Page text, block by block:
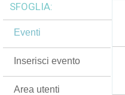
SFOGLIA:
Eventi
Inserisci evento
Area utenti